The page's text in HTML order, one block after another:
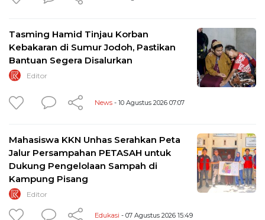
Tasming Hamid Tinjau Korban
Kebakaran di Sumur Jodoh, Pastikan
Bantuan Segera Disalurkan
Editor
News - 10 Agustus 2026 07:07
Mahasiswa KKN Unhas Serahkan Peta
Jalur Persampahan PETASAH untuk
Dukung Pengelolaan Sampah di
Kampung Pisang
Editor
Edukasi - 07 Agustus 2026 15:49